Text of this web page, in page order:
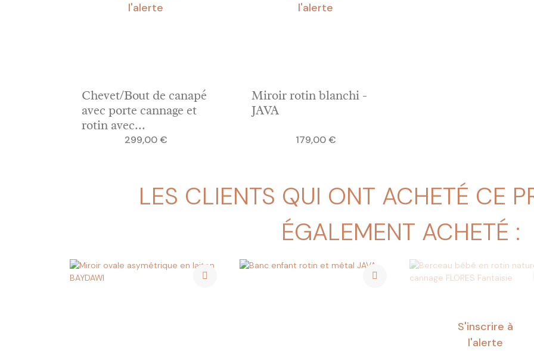
l'alerte
Chevet/Bout de canapé
avec porte cannage et
rotin avec...
Prix
299,00 €
l'alerte
Miroir rotin blanchi -
JAVA
Prix
179,00 €
LES CLIENTS QUI ONT ACHETÉ CE
ÉGALEMENT ACHETÉ :
S'inscrire à
l'alerte